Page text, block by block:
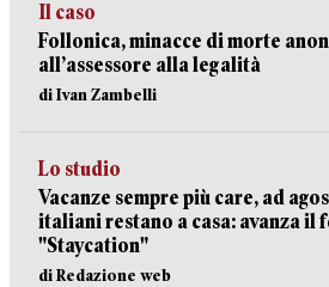
Il caso
Follonica, minacce di morte
all’assessore alla legalità
di Ivan Zambelli
Lo studio
Vacanze sempre più care, ad
italiani restano a casa: avanza il
"Staycation"
di Redazione web